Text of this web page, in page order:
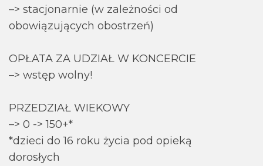
–> stacjonarnie (w zależności od
obowiązujących obostrzeń)
OPŁATA ZA UDZIAŁ W KONCERCIE
–> wstęp wolny!
PRZEDZIAŁ WIEKOWY
–> 0 -> 150+*
*dzieci do 16 roku życia pod opieką
dorosłych